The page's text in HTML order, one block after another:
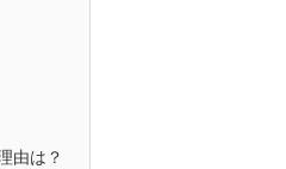
由は？